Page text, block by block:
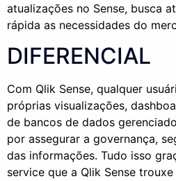
atualizações no Sense, busca
rápida as necessidades do
DIFERENCIAL
Com Qlik Sense, qualquer
próprias visualizações,
de bancos de dados
por assegurar a governança,
das informações. Tudo isso
service que a Qlik Sense trouxe